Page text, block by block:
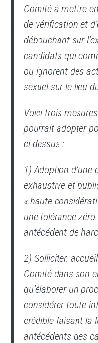
Comité à mettre
de vérification et
débouchant sur
candidats qui
ou ignorent des
sexuel sur le lieu
Voici trois
pourrait adopter
ci-dessus :
1) Adoption d’une
exhaustive et
« haute
une tolérance
antécédent de
2) Solliciter,
Comité dans son
qu’élaborer un
considérer toute
crédible faisant la
antécédents des